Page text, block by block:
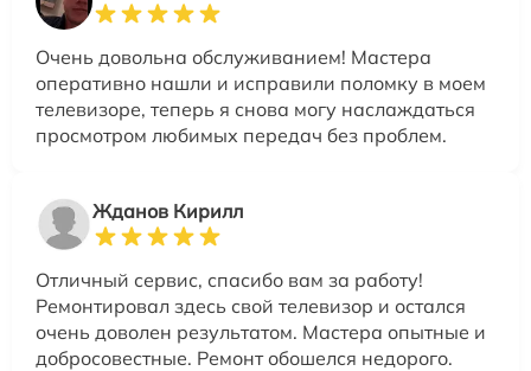
Очень довольна обслуживанием! Мастера
оперативно нашли и исправили поломку в моем
телевизоре, теперь я снова могу наслаждаться
просмотром любимых передач без проблем.
Жданов Кирилл
Отличный сервис, спасибо вам за работу!
Ремонтировал здесь свой телевизор и остался
очень доволен результатом. Мастера опытные и
добросовестные. Ремонт обошелся недорого.